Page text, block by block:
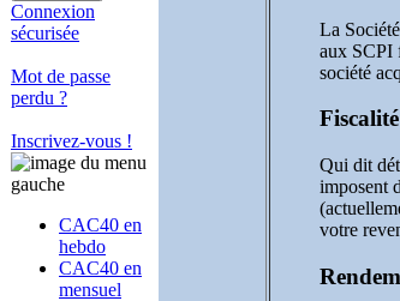
Connexion
sécurisée
Mot de passe
perdu ?
Inscrivez-vous !
CAC40 en
hebdo
CAC40 en
mensuel
La
aux SCPI
société
Qui dit
imposent
votre